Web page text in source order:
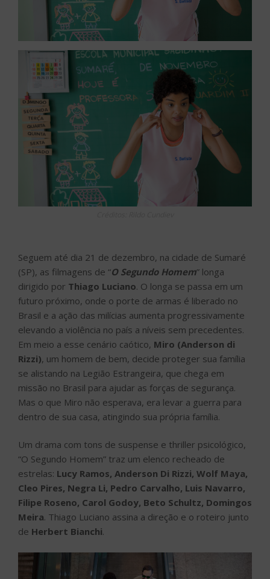
Seguem até dia 21 de dezembro, na cidade de Sumaré
(SP), as filmagens de “O Segundo Homem” longa
dirigido por Thiago Luciano. O longa se passa em um
futuro próximo, onde o porte de armas é liberado no
Brasil e a ação das milícias aumenta progressivamente
elevando a violência no país a níveis sem precedentes.
Em meio a esse cenário caótico, Miro (Anderson di
Rizzi), um homem de bem, decide proteger sua família
se alistando na Legião Estrangeira, que chega em
missão no Brasil para ajudar as forças de segurança.
Mas o que Miro não esperava, era levar a guerra para
dentro de sua casa, atingindo sua própria família.
Um drama com tons de suspense e thriller psicológico,
“O Segundo Homem” traz um elenco recheado de
estrelas: Lucy Ramos, Anderson Di Rizzi, Wolf Maya,
Cleo Pires, Negra Li, Pedro Carvalho, Luis Navarro,
Filipe Roseno, Carol Godoy, Beto Schultz, Domingos
Meira. Thiago Luciano assina a direção e o roteiro junto
de Herbert Bianchi.